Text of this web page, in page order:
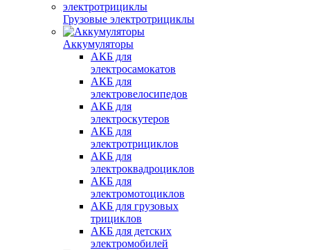
Грузовые электротрициклы
Аккумуляторы
АКБ для
электросамокатов
АКБ для
электровелосипедов
АКБ для
электроскутеров
АКБ для
электротрициклов
АКБ для
электроквадроциклов
АКБ для
электромотоциклов
АКБ для грузовых
трициклов
АКБ для детских
электромобилей